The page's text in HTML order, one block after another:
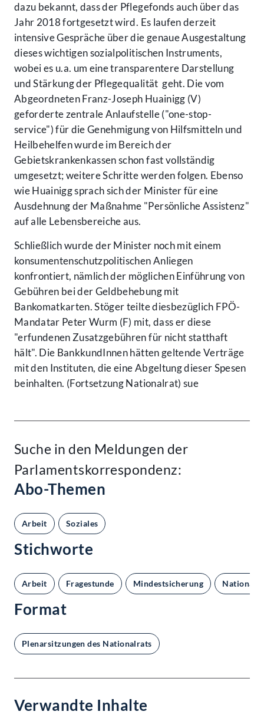
dazu bekannt, dass der Pflegefonds auch über das
Jahr 2018 fortgesetzt wird. Es laufen derzeit
intensive Gespräche über die genaue Ausgestaltung
dieses wichtigen sozialpolitischen Instruments,
wobei es u.a. um eine transparentere Darstellung
und Stärkung der Pflegequalität geht. Die vom
Abgeordneten Franz-Joseph Huainigg (V)
geforderte zentrale Anlaufstelle ("one-stop-
service") für die Genehmigung von Hilfsmitteln und
Heilbehelfen wurde im Bereich der
Gebietskrankenkassen schon fast vollständig
umgesetzt; weitere Schritte werden folgen. Ebenso
wie Huainigg sprach sich der Minister für eine
Ausdehnung der Maßnahme "Persönliche Assistenz"
auf alle Lebensbereiche aus.
Schließlich wurde der Minister noch mit einem
konsumentenschutzpolitischen Anliegen
konfrontiert, nämlich der möglichen Einführung von
Gebühren bei der Geldbehebung mit
Bankomatkarten. Stöger teilte diesbezüglich FPÖ-
Mandatar Peter Wurm (F) mit, dass er diese
"erfundenen Zusatzgebühren für nicht statthaft
hält". Die BankkundInnen hätten geltende Verträge
mit den Instituten, die eine Abgeltung dieser Spesen
beinhalten. (Fortsetzung Nationalrat) sue
Suche in den Meldungen der
Parlamentskorrespondenz:
Abo-Themen
Arbeit Soziales
Stichworte
Arbeit Fragestunde Mindestsicherung
Format
Plenarsitzungen des Nationalrats
Verwandte Inhalte